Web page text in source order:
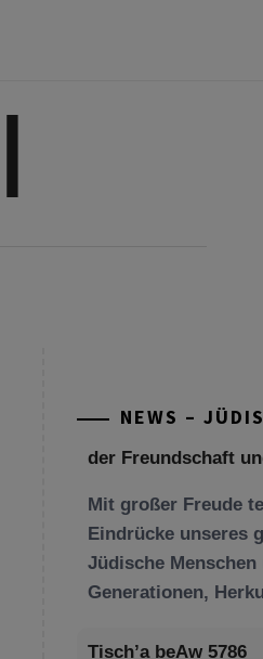
NEWS –
Jüdische
Tisch’a beAw 5786
Am 9. Aw, an
uns an die
[weiterlesen]